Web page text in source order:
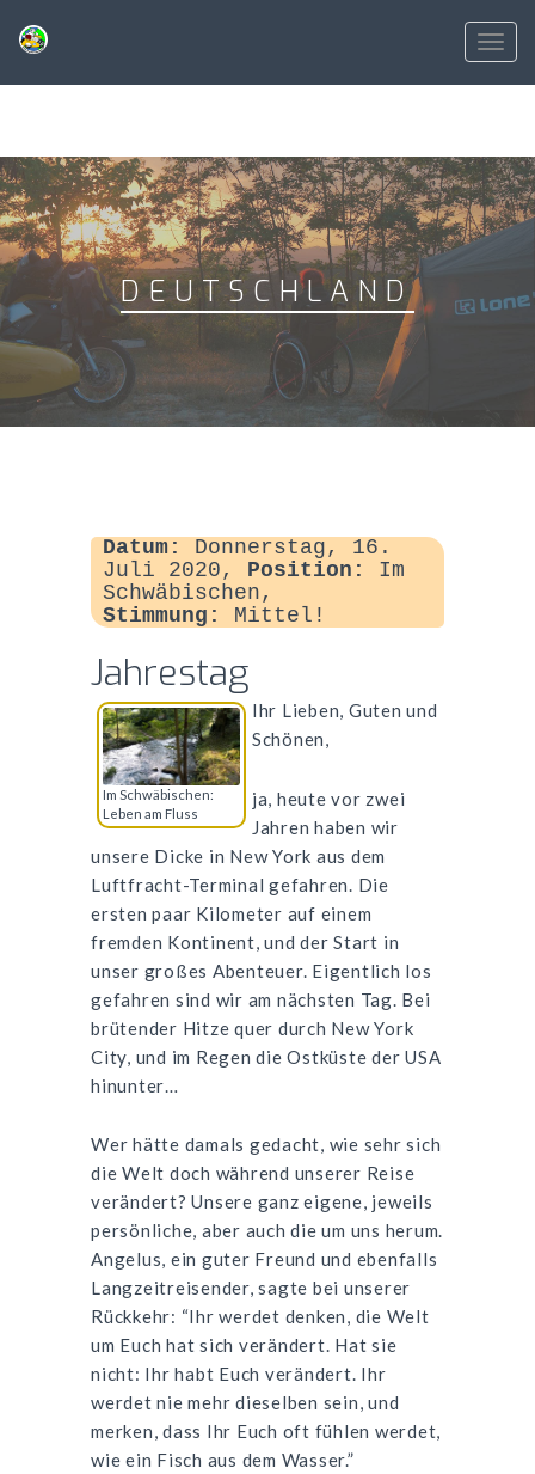
DEUTSCHLAND
Datum:
Donnerstag, 16.
Juli 2020, Position:
Im
Schwäbischen,
Stimmung:
Mittel!
Jahrestag
Im Schwäbischen:
Leben am Fluss
Ihr Lieben, Guten und
Schönen,
ja, heute vor zwei
Jahren haben wir
unsere Dicke in New York aus dem
Luftfracht-Terminal gefahren. Die
ersten paar Kilometer auf einem
fremden Kontinent, und der Start in
unser großes Abenteuer. Eigentlich los
gefahren sind wir am nächsten Tag. Bei
brütender Hitze quer durch New York
City, und im Regen die Ostküste derUSA
hinunter…
Wer hätte damals gedacht, wie sehr sich
die Welt doch während unserer Reise
verändert? Unsere ganz eigene, jeweils
persönliche, aber auch die um uns herum.
Angelus, ein guter Freund und ebenfalls
Langzeitreisender, sagte bei unserer
Rückkehr: “Ihr werdet denken, die Welt
um Euch hat sich verändert. Hat sie
nicht: Ihr habt Euch verändert. Ihr
werdet nie mehr dieselben sein, und
merken, dass Ihr Euch oft fühlen werdet,
wie ein Fisch aus dem Wasser.”